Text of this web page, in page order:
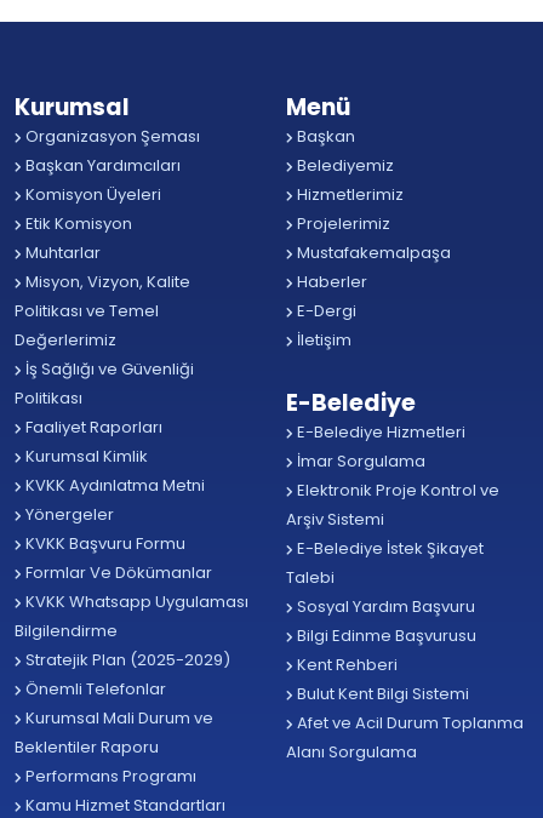
Kurumsal
Organizasyon Şeması
Başkan Yardımcıları
Komisyon Üyeleri
Etik Komisyon
Muhtarlar
Misyon, Vizyon, Kalite
Politikası ve Temel
Değerlerimiz
İş Sağlığı ve Güvenliği
Politikası
Faaliyet Raporları
Kurumsal Kimlik
KVKK Aydınlatma Metni
Yönergeler
KVKK Başvuru Formu
Formlar Ve Dökümanlar
KVKK Whatsapp Uygulaması
Bilgilendirme
Stratejik Plan (2025-2029)
Önemli Telefonlar
Kurumsal Mali Durum ve
Beklentiler Raporu
Performans Programı
Kamu Hizmet Standartları
Menü
Başkan
Belediyemiz
Hizmetlerimiz
Projelerimiz
Mustafakemalpaşa
Haberler
E-Dergi
İletişim
E-Belediye
E-Belediye Hizmetleri
İmar Sorgulama
Elektronik Proje Kontrol ve
Arşiv Sistemi
E-Belediye İstek Şikayet
Talebi
Sosyal Yardım Başvuru
Bilgi Edinme Başvurusu
Kent Rehberi
Bulut Kent Bilgi Sistemi
Afet ve Acil Durum Toplanma
Alanı Sorgulama